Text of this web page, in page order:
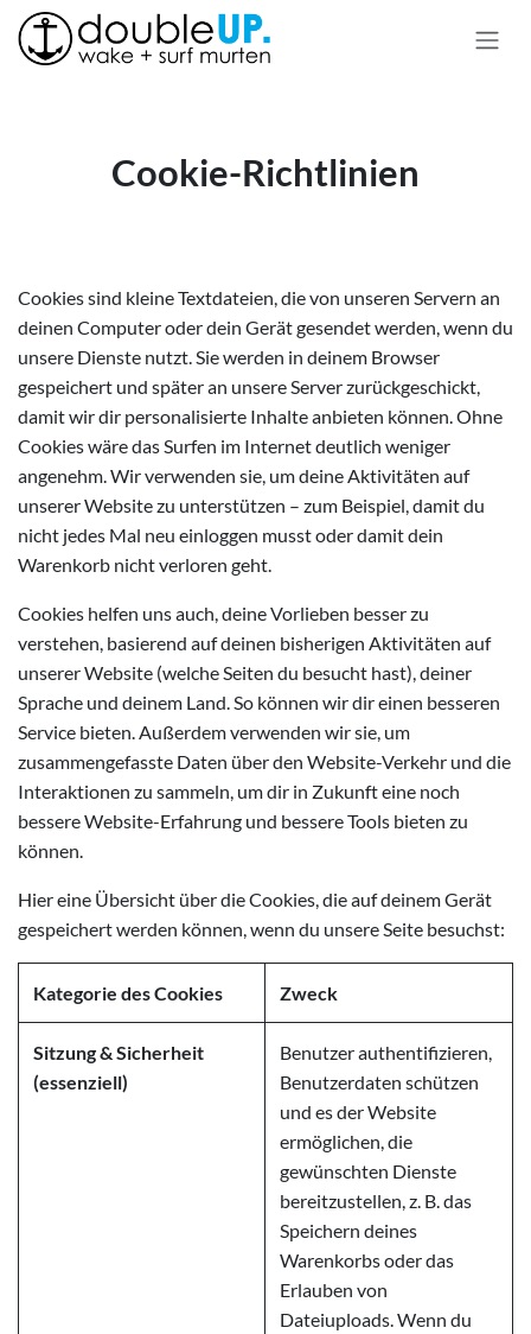
Zum Inhalt springen
Cookie-Richtlinien
Cookies sind kleine Textdateien, die von unseren Servern an
deinen Computer oder dein Gerät gesendet werden, wenn du
unsere Dienste nutzt. Sie werden in deinem Browser
gespeichert und später an unsere Server zurückgeschickt,
damit wir dir personalisierte Inhalte anbieten können. Ohne
Cookies wäre das Surfen im Internet deutlich weniger
angenehm. Wir verwenden sie, um deine Aktivitäten auf
unserer Website zu unterstützen – zum Beispiel, damit du
nicht jedes Mal neu einloggen musst oder damit dein
Warenkorb nicht verloren geht.
Cookies helfen uns auch, deine Vorlieben besser zu
verstehen, basierend auf deinen bisherigen Aktivitäten auf
unserer Website (welche Seiten du besucht hast), deiner
Sprache und deinem Land. So können wir dir einen besseren
Service bieten. Außerdem verwenden wir sie, um
zusammengefasste Daten über den Website-Verkehr und die
Interaktionen zu sammeln, um dir in Zukunft eine noch
bessere Website-Erfahrung und bessere Tools bieten zu
können.
Hier eine Übersicht über die Cookies, die auf deinem Gerät
gespeichert werden können, wenn du unsere Seite besuchst:
Kategorie des Cookies Zweck
Sitzung & Sicherheit
(essenziell)
Benutzer authentifizieren,
Benutzerdaten schützen
und es der Website
ermöglichen, die
gewünschten Dienste
bereitzustellen, z. B. das
Speichern deines
Warenkorbs oder das
Erlauben von
Dateiuploads. Wenn du